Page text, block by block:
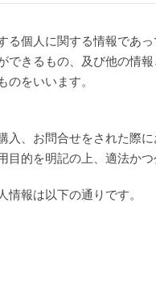
る個人に関する情報であ
できるもの、及び他の情
をいいます。
入、お問合せをされた際
目的を明記の上、適法かつ
報は以下の通りです。